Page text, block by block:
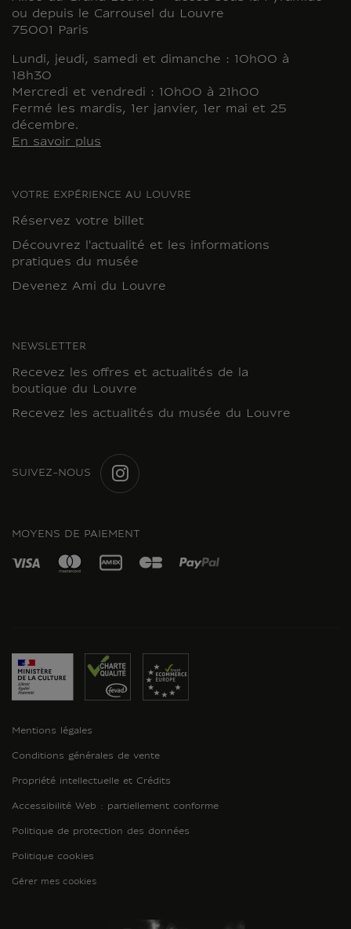
ou depuis le Carrousel du Louvre
75001 Paris
Lundi, jeudi, samedi et dimanche : 10h00 à
18h30
Mercredi et vendredi : 10h00 à 21h00
Fermé les mardis, 1er janvier, 1er mai et 25
décembre.
En savoir plus
VOTRE EXPÉRIENCE AU LOUVRE
Réservez votre billet
Découvrez l'actualité et les informations
pratiques du musée
Devenez Ami du Louvre
NEWSLETTER
Recevez les offres et actualités de la
boutique du Louvre
Recevez les actualités du musée du Louvre
SUIVEZ-NOUS
MOYENS DE PAIEMENT
Mentions légales
Conditions générales de vente
Propriété intellectuelle et Crédits
Accessibilité Web : partiellement conforme
Politique de protection des données
Politique cookies
Gérer mes cookies